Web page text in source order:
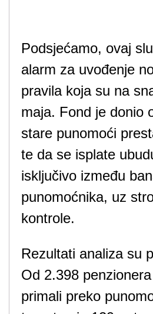
Podsjećamo, ovaj
alarm za uvođenje
pravila koja su na
maja. Fond je donio
stare punomoći
te da se isplate
isključivo između
punomoćnika, uz
kontrole.
Rezultati analiza su
Od 2.398
primali preko